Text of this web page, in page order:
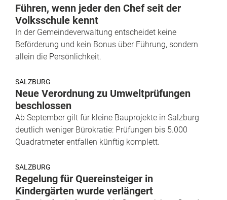
Führen, wenn jeder den Chef seit der
Volksschule kennt
In der Gemeindeverwaltung entscheidet keine
Beförderung und kein Bonus über Führung, sondern
allein die Persönlichkeit.
SALZBURG
Neue Verordnung zu Umweltprüfungen
beschlossen
Ab September gilt für kleine Bauprojekte in Salzburg
deutlich weniger Bürokratie: Prüfungen bis 5.000
Quadratmeter entfallen künftig komplett.
SALZBURG
Regelung für Quereinsteiger in
Kindergärten wurde verlängert